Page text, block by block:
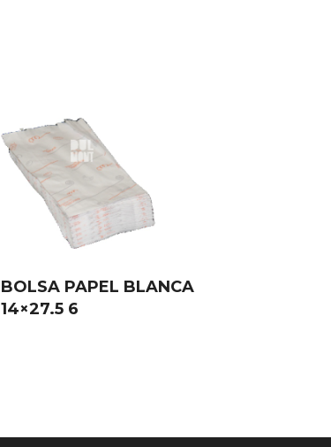
BOLSA PAPEL BLANCA
14×27.5 6